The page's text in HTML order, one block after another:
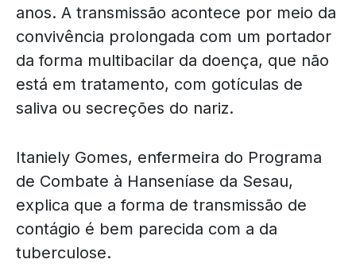
anos. A transmissão acontece por meio da
convivência prolongada com um portador
da forma multibacilar da doença, que não
está em tratamento, com gotículas de
saliva ou secreções do nariz.
Itaniely Gomes, enfermeira do Programa
de Combate à Hanseníase da Sesau,
explica que a forma de transmissão de
contágio é bem parecida com a da
tuberculose.